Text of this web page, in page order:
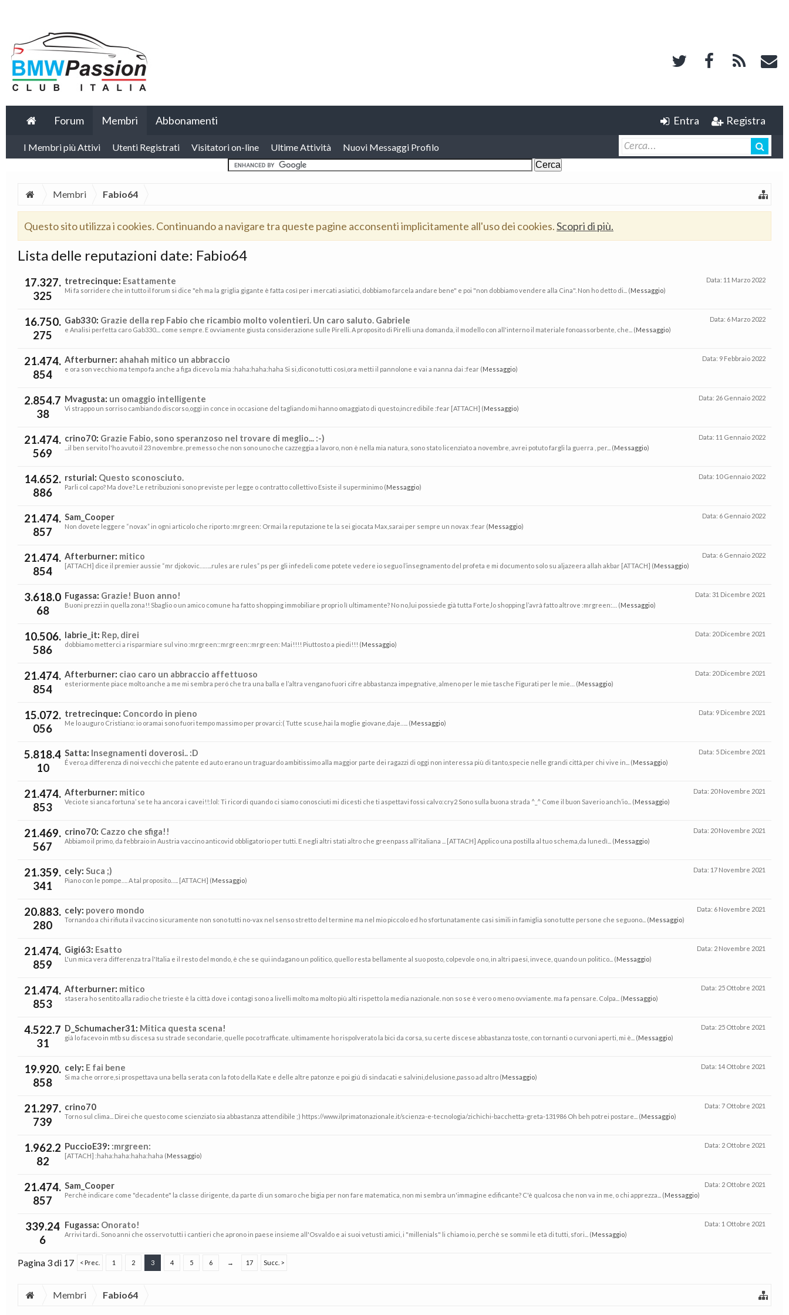
Forum Membri
I Membri più Attivi Utenti Registrati Visitatori on-line Ultime Attività Nuovi Messaggi Profilo
Abbonamenti Entra Registra
Membri Fabio64
Questo sito utilizza i cookies. Continuando a navigare tra queste pagine acconsenti implicitamente all'uso dei cookies.Scopri di più.
Lista delle reputazioni date: Fabio64
17.327.
325
Data: 11 Marzo 2022
tretrecinque: Esattamente
Mi fa sorridere che in tutto il forum si dice "eh ma la griglia gigante è fatta così per i mercati asiatici, dobbiamo farcela andare bene" e poi "non dobbiamo vendere alla Cina". Non ho detto di... (Messaggio)
16.750.
275
Data: 6 Marzo 2022
Gab330: Grazie della rep Fabio che ricambio molto volentieri. Un caro saluto. Gabriele
e Analisi perfetta caro Gab330.... come sempre. E ovviamente giusta considerazione sulle Pirelli. A proposito di Pirelli una domanda, il modello con all'interno il materiale fonoassorbente, che... (Messaggio)
21.474.
854
Data: 9 Febbraio 2022
Afterburner: ahahah mitico un abbraccio
e ora son vecchio ma tempo fa anche a figa dicevo la mia :haha:haha:haha Si si,dicono tutti così,ora metti il pannolone e vai a nanna dai :fear (Messaggio)
2.854.7
38
Data: 26 Gennaio 2022
Mvagusta: un omaggio intelligente
Vi strappo un sorriso cambiando discorso,oggi in conce in occasione del tagliando mi hanno omaggiato di questo,incredibile :fear [ATTACH] (Messaggio)
21.474.
569
Data: 11 Gennaio 2022
crino70: Grazie Fabio, sono speranzoso nel trovare di meglio... :-)
...il ben servito l'ho avuto il 23 novembre. premesso che non sono uno che cazzeggia a lavoro, non è nella mia natura, sono stato licenziato a novembre, avrei potuto fargli la guerra , per... (Messaggio)
14.652.
886
Data: 10 Gennaio 2022
rsturial: Questo sconosciuto.
Parli col capo? Ma dove? Le retribuzioni sono previste per legge o contratto collettivo Esiste il superminimo (Messaggio)
21.474.
857
Data: 6 Gennaio 2022
Sam_Cooper
Non dovete leggere “novax” in ogni articolo che riporto :mrgreen: Ormai la reputazione te la sei giocata Max,sarai per sempre un novax :fear (Messaggio)
21.474.
854
Data: 6 Gennaio 2022
Afterburner: mitico
[ATTACH] dice il premier aussie “mr djokovic……..rules are rules” ps per gli infedeli come potete vedere io seguo l’insegnamento del profeta e mi documento solo su aljazeera allah akbar [ATTACH] (Messaggio)
3.618.0
68
Data: 31 Dicembre 2021
Fugassa: Grazie! Buon anno!
Buoni prezzi in quella zona!! Sbaglio o un amico comune ha fatto shopping immobiliare proprio lì ultimamente? No no,lui possiede già tutta Forte,lo shopping l’avrà fatto altrove :mrgreen:… (Messaggio)
10.506.
586
Data: 20 Dicembre 2021
labrie_it: Rep, direi
dobbiamo metterci a risparmiare sul vino :mrgreen::mrgreen::mrgreen: Mai!!!! Piuttosto a piedi!!! (Messaggio)
21.474.
854
Data: 20 Dicembre 2021
Afterburner: ciao caro un abbraccio affettuoso
esteriormente piace molto anche a me mi sembra peró che tra una balla e l’altra vengano fuori cifre abbastanza impegnative, almeno per le mie tasche Figurati per le mie… (Messaggio)
15.072.
056
Data: 9 Dicembre 2021
tretrecinque: Concordo in pieno
Me lo auguro Cristiano: io oramai sono fuori tempo massimo per provarci:( Tutte scuse,hai la moglie giovane,daje….. (Messaggio)
5.818.4
10
Data: 5 Dicembre 2021
Satta: Insegnamenti doverosi.. :D
É vero,a differenza di noi vecchi che patente ed auto erano un traguardo ambitissimo alla maggior parte dei ragazzi di oggi non interessa più di tanto,specie nelle grandi città,per chi vive in... (Messaggio)
21.474.
853
Data: 20 Novembre 2021
Afterburner: mitico
Vecio te si anca fortuna’ se te ha ancora i cavei!!:lol: Ti ricordi quando ci siamo conosciuti mi dicesti che ti aspettavi fossi calvo:cry2 Sono sulla buona strada ^_^ Come il buon Saverio anch’io... (Messaggio)
21.469.
567
Data: 20 Novembre 2021
crino70: Cazzo che sfiga!!
Abbiamo il primo, da febbraio in Austria vaccino anticovid obbligatorio per tutti. E negli altri stati altro che greenpass all'italiana ... [ATTACH] Applico una postilla al tuo schema,da lunedì... (Messaggio)
21.359.
341
Data: 17 Novembre 2021
cely: Suca ;)
Piano con le pompe…. A tal proposito….. [ATTACH] (Messaggio)
20.883.
280
Data: 6 Novembre 2021
cely: povero mondo
Tornando a chi rifiuta il vaccino sicuramente non sono tutti no-vax nel senso stretto del termine ma nel mio piccolo ed ho sfortunatamente casi simili in famiglia sono tutte persone che seguono... (Messaggio)
21.474.
859
Data: 2 Novembre 2021
Gigi63: Esatto
L'un mica vera differenza tra l'Italia e il resto del mondo, è che se qui indagano un politico, quello resta bellamente al suo posto, colpevole o no, in altri paesi, invece, quando un politico... (Messaggio)
21.474.
853
Data: 25 Ottobre 2021
Afterburner: mitico
stasera ho sentito alla radio che trieste è la città dove i contagi sono a livelli molto ma molto più alti rispetto la media nazionale. non so se è vero o meno ovviamente. ma fa pensare. Colpa... (Messaggio)
4.522.7
31
Data: 25 Ottobre 2021
D_Schumacher31: Mitica questa scena!
già lo facevo in mtb su discesa su strade secondarie, quelle poco trafficate. ultimamente ho rispolverato la bici da corsa, su certe discese abbastanza toste, con tornanti o curvoni aperti, mi è... (Messaggio)
19.920.
858
Data: 14 Ottobre 2021
cely: E fai bene
Si ma che orrore,si prospettava una bella serata con la foto della Kate e delle altre patonze e poi giú di sindacati e salvini,delusione,passo ad altro (Messaggio)
21.297.
739
Data: 7 Ottobre 2021
crino70
Torno sul clima... Direi che questo come scienziato sia abbastanza attendibile ;) https://www.ilprimatonazionale.it/scienza-e-tecnologia/zichichi-bacchetta-greta-131986 Oh beh potrei postare... (Messaggio)
1.962.2
82
Data: 2 Ottobre 2021
PuccioE39: :mrgreen:
[ATTACH] :haha:haha:haha:haha (Messaggio)
21.474.
857
Data: 2 Ottobre 2021
Sam_Cooper
Perchè indicare come "decadente" la classe dirigente, da parte di un somaro che bigia per non fare matematica, non mi sembra un'immagine edificante? C'è qualcosa che non va in me, o chi apprezza... (Messaggio)
339.24
6
Data: 1 Ottobre 2021
Fugassa: Onorato!
Arrivi tardi.. Sono anni che osservo tutti i cantieri che aprono in paese insieme all'Osvaldo e ai suoi vetusti amici, i "millenials" li chiamo io, perchè se sommi le età di tutti, sfori... (Messaggio)
Pagina 3 di 17 < Prec. 1 2 3 4 5 6 → 17 Succ. >
Membri Fabio64